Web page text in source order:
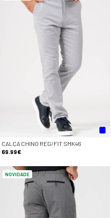
CALÇA CHINO REG/FIT SMK46
69.99€
NOVIDADE